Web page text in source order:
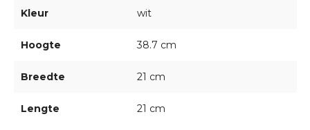
Kleur wit
Hoogte 38.7 cm
Breedte 21 cm
Lengte 21 cm